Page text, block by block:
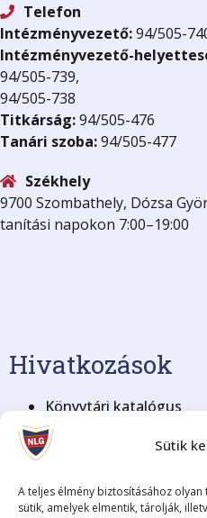
Sütik
A teljes élmény biztosításához
sütik, amelyek elmentik, tárolják,
Telefon
Intézményvezető:94/505-
Intézményvezető-
94/505-739,
94/505-738
Titkárság:94/505-476
Tanári szoba:94/505-477
Székhely
9700 Szombathely, Dózsa
tanítási napokon 7:00–19:00
Hivatkozások
Könyvtári katalógus
KRÉTA Elektronikus
BME Nyelvvizsga
Adatkezelési